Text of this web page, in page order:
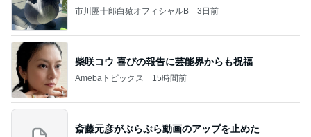
市川團十郎白猿オフィシャルB 3日前
柴咲コウ 喜びの報告に芸能界からも祝福
Amebaトピックス 15時間前
斎藤元彦がぶらぶら動画のアップを止めた